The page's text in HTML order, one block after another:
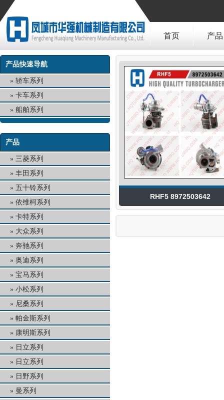
首页 产品
产品快速导航
轿车系列
卡车系列
船舶系列
产品
三菱系列
丰田系列
五十铃系列
依维柯系列
卡特系列
大众系列
奔驰系列
奥迪系列
宝马系列
小松系列
尼桑系列
帕金斯系列
康明斯系列
日立系列
日立系列
日野系列
曼系列
RHF5 8972503642